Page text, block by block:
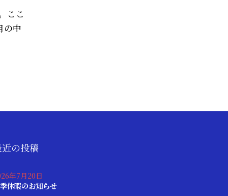
ここ
の中
の投稿
年7月20日
休暇のお知らせ